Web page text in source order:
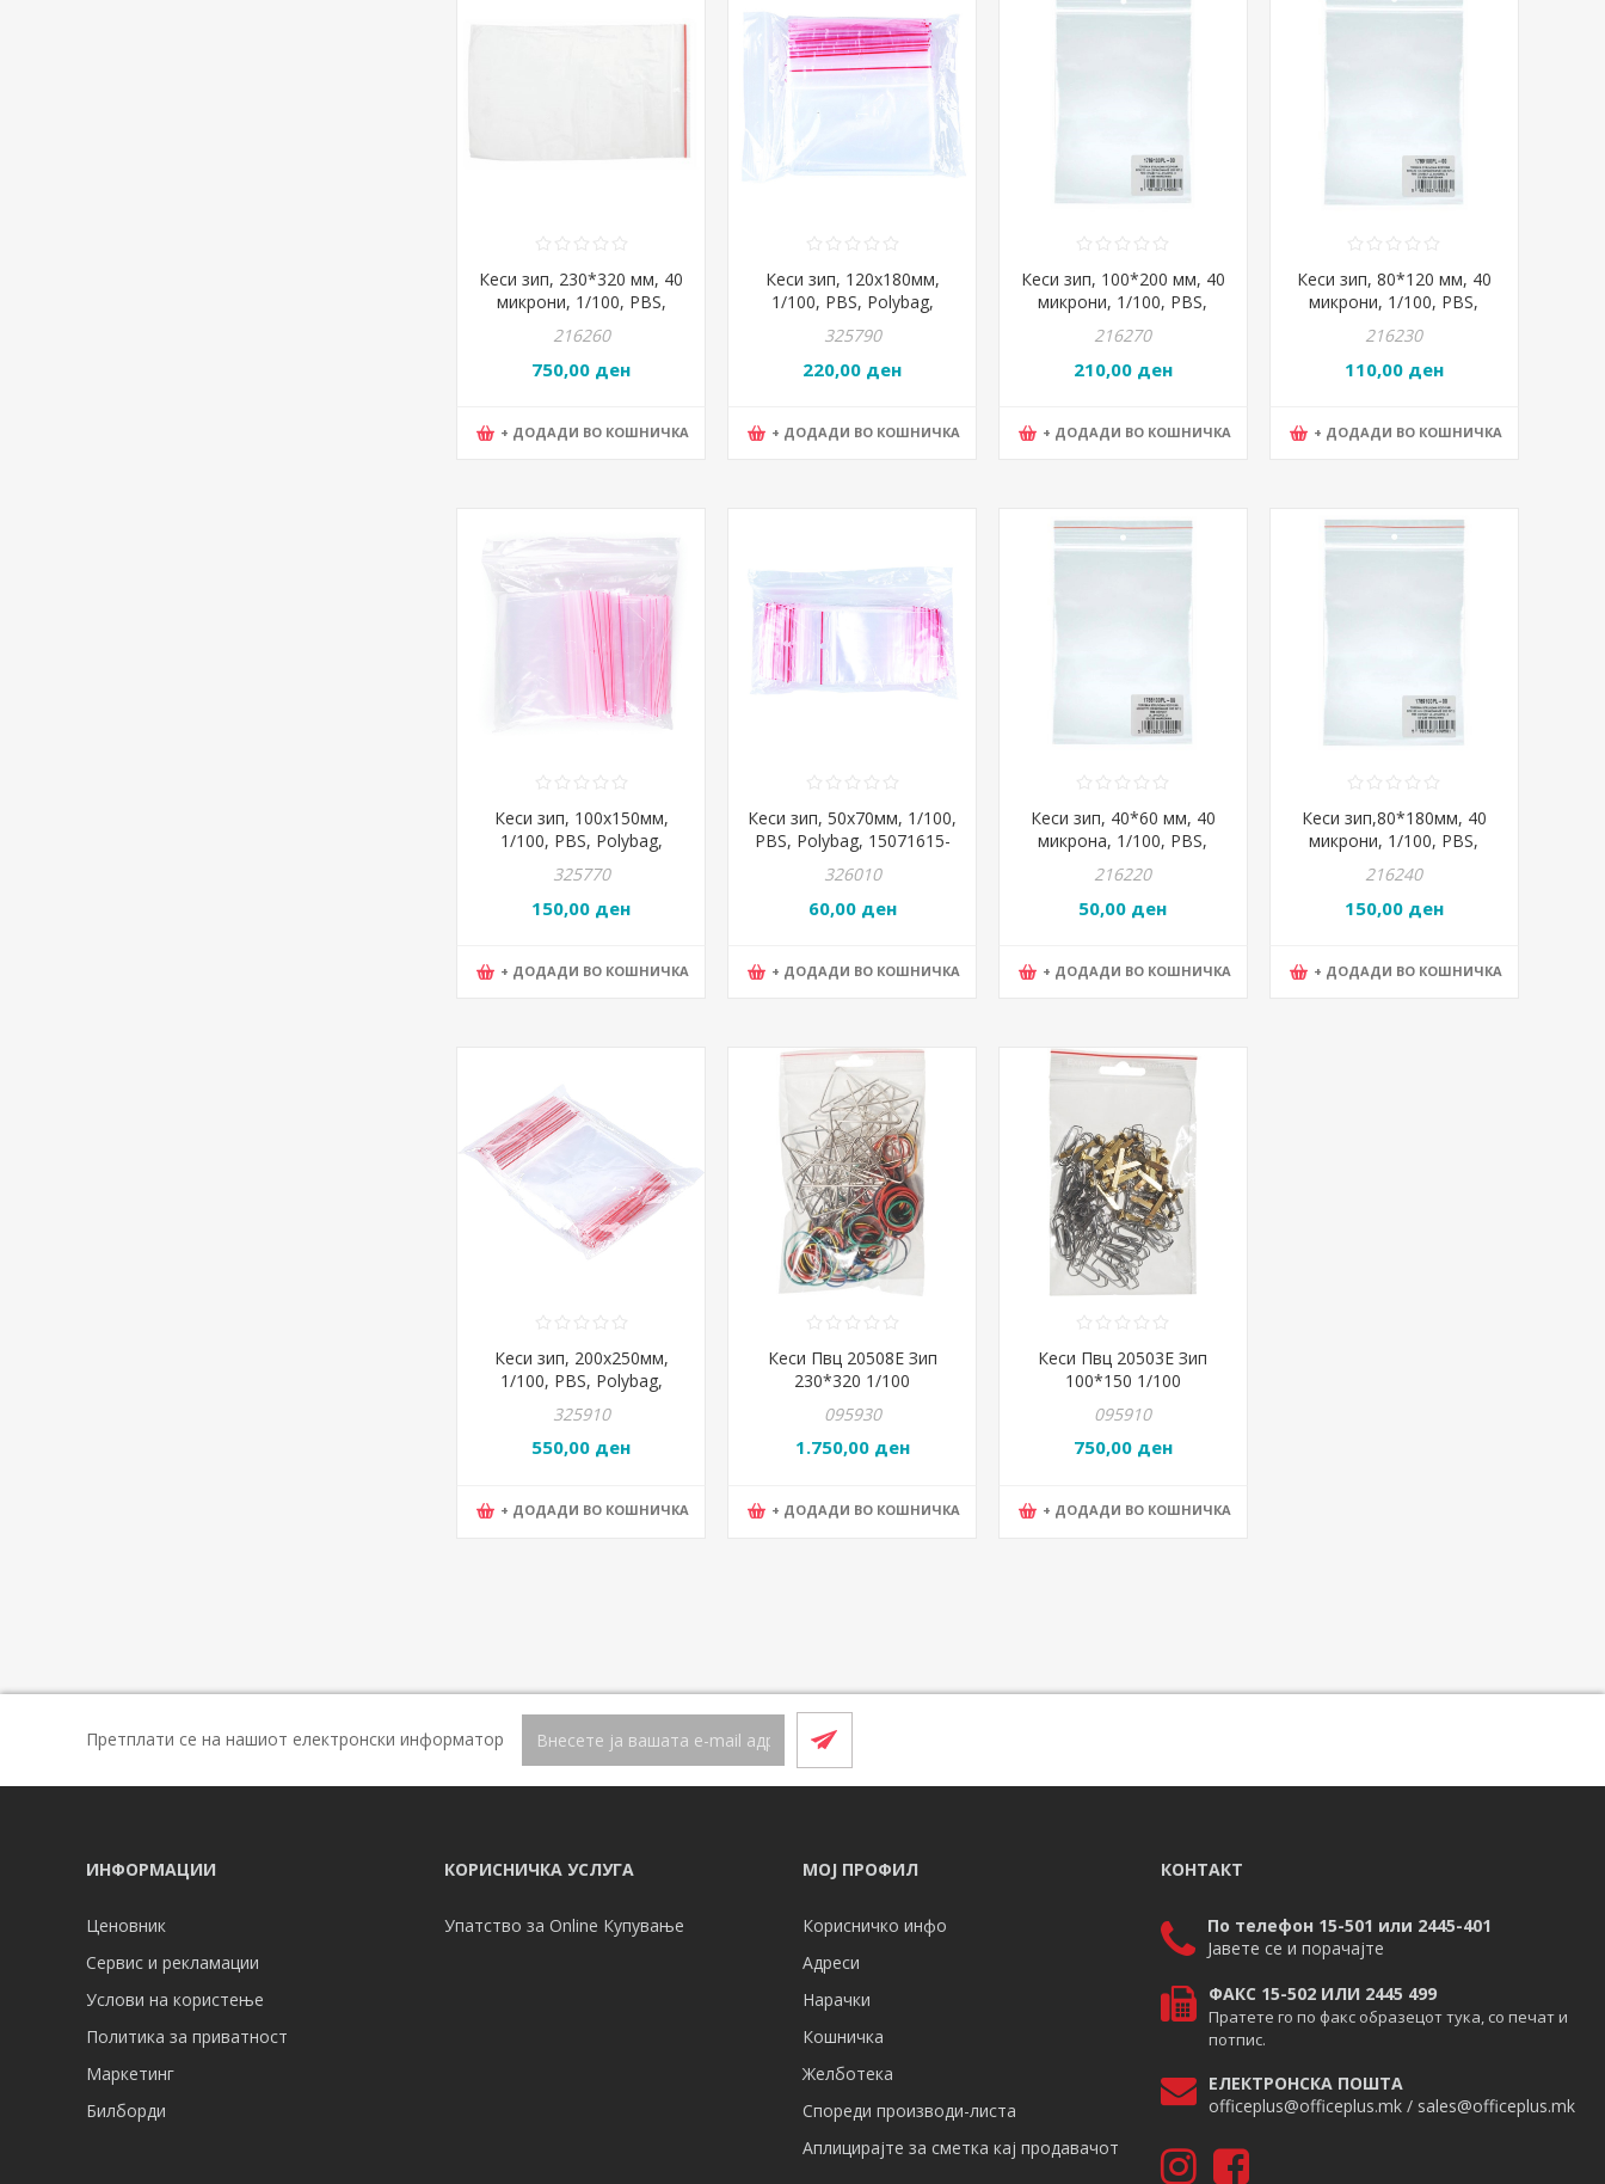
Кеси зип, 230*320 мм, 40
микрони, 1/100, PBS,
1793100PL-00 , 15077215-
90
216260
750,00 ден
+ ДОДАДИ ВО КОШНИЧКА
Кеси зип, 120x180мм,
1/100, PBS, Polybag,
15073815-90
325790
220,00 ден
+ ДОДАДИ ВО КОШНИЧКА
Кеси зип, 100*200 мм, 40
микрони, 1/100, PBS,
1794100PL-00 , 15073415-
90
216270
210,00 ден
+ ДОДАДИ ВО КОШНИЧКА
Кеси зип, 80*120 мм, 40
микрони, 1/100, PBS,
1789100PL-00 , 15072215-
90
216230
110,00 ден
+ ДОДАДИ ВО КОШНИЧКА
Кеси зип, 100x150мм,
1/100, PBS, Polybag,
15073215-90
325770
150,00 ден
+ ДОДАДИ ВО КОШНИЧКА
Кеси зип, 50x70мм, 1/100,
PBS, Polybag, 15071615-
90
326010
60,00 ден
+ ДОДАДИ ВО КОШНИЧКА
Кеси зип, 40*60 мм, 40
микрона, 1/100, PBS,
1788100PL-00 , 15071415-
90
216220
50,00 ден
+ ДОДАДИ ВО КОШНИЧКА
Кеси зип,80*180мм, 40
микрони, 1/100, PBS,
1790100PL-00 , 15072415-
90
216240
150,00 ден
+ ДОДАДИ ВО КОШНИЧКА
Кеси зип, 200x250мм,
1/100, PBS, Polybag,
325910
550,00 ден
+ ДОДАДИ ВО КОШНИЧКА
Кеси Пвц 20508Е Зип
230*320 1/100
095930
1.750,00 ден
+ ДОДАДИ ВО КОШНИЧКА
Кеси Пвц 20503Е Зип
100*150 1/100
095910
750,00 ден
+ ДОДАДИ ВО КОШНИЧКА
Претплати се на нашиот електронски информатор
ИНФОРМАЦИИ
Ценовник
Сервис и рекламации
Услови на користење
Политика за приватност
Маркетинг
Билборди
КОРИСНИЧКА УСЛУГА
Упатство за Online Купување
МОЈ ПРОФИЛ
Корисничко инфо
Адреси
Нарачки
Кошничка
Желботека
Спореди производи-листа
Аплицирајте за сметка кај продавачот
КОНТАКТ
По телефон 15-501 или 2445-401
Јавете се и порачајте
ФАКС 15-502 ИЛИ 2445 499
Пратете го по факс образецот тука, со печат и
потпис.
ЕЛЕКТРОНСКА ПОШТА
officeplus@officeplus.mk / sales@officeplus.mk